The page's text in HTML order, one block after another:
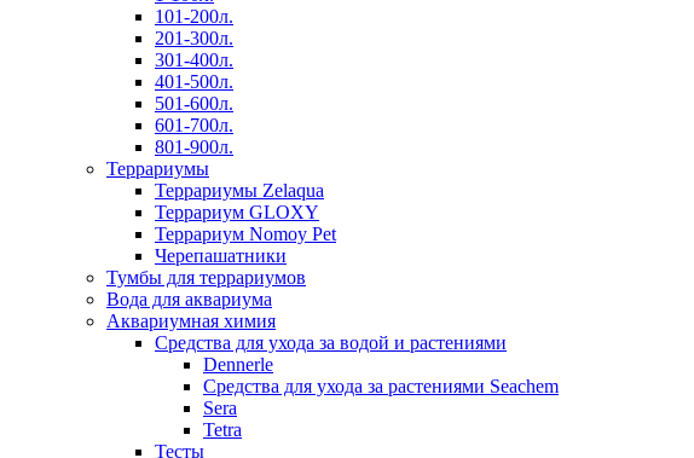
101-200л.
201-300л.
301-400л.
401-500л.
501-600л.
601-700л.
801-900л.
Террариумы
Террариумы Zelaqua
Террариум GLOXY
Террариум Nomoy Pet
Черепашатники
Тумбы для террариумов
Вода для аквариума
Аквариумная химия
Средства для ухода за водой и растениями
Dennerle
Средства для ухода за растениями Seachem
Sera
Tetra
Тесты